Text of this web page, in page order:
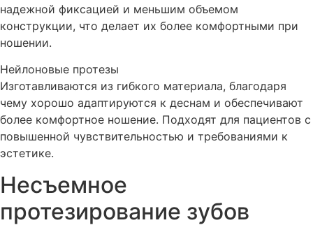
надежной фиксацией и меньшим объемом
конструкции, что делает их более комфортными при
ношении.
Нейлоновые протезы
Изготавливаются из гибкого материала, благодаря
чему хорошо адаптируются к деснам и обеспечивают
более комфортное ношение. Подходят для пациентов с
повышенной чувствительностью и требованиями к
эстетике.
Несъемное
протезирование зубов